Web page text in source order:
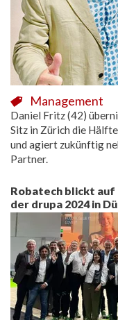
Management
Daniel Fritz (42)
Sitz in Zürich die
und agiert zukünftig
Partner.
Robatech blickt
der drupa 2024 in